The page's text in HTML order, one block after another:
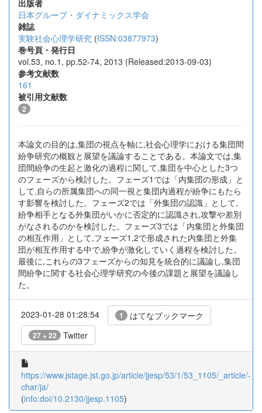
出版者
日本グループ・ダイナミックス学会
雑誌
実験社会心理学研究 (ISSN:03877973)
巻号頁・発行日
vol.53, no.1, pp.52-74, 2013 (Released:2013-09-03)
参考文献数
161
被引用文献数
2
本論文の目的は,集団の視点を軸に,社会心理学における集団間
紛争研究の概観と展望を議論することである。本論文では,集
団間紛争の生起と激化の過程に関して,集団を中心とした3つ
のフェーズから検討した。フェーズ1では「内集団の形成」と
して,自らの所属集団への同一視と集団内過程が紛争にもたら
す影響を検討した。フェーズ2では「外集団の認識」として,
紛争相手となる外集団がいかに否定的に認識され,攻撃や差別
がなされるのかを検討した。フェーズ3では「内集団と外集団
の相互作用」として,フェーズ1,2で形成された内集団と外集
団が相互作用する中で,紛争が激化していく過程を検討した。
最後に,これらの3フェーズからの知見を統合的に議論し,集団
間紛争に関する社会心理学研究の今後の課題と展望を議論し
た。
2023-01-28 01:28:54 1 はてなブックマーク
27 + 22 Twitter
https://www.jstage.jst.go.jp/article/jjesp/53/1/53_1105/_article/-
char/ja/
(info:doi/10.2130/jjesp.1105)